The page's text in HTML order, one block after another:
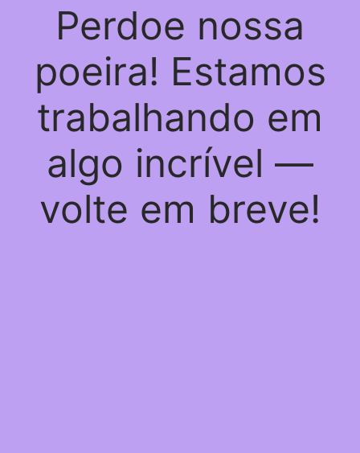
Perdoe nossa
poeira! Estamos
trabalhando em
algo incrível —
volte em breve!